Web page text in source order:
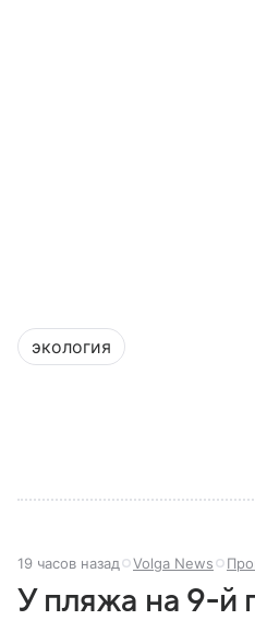
экология
19 часов назад Volga News
У пляжа на 9-й